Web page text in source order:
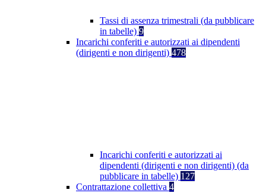
Tassi di assenza trimestrali (da pubblicare
in tabelle) 9
Incarichi conferiti e autorizzati ai dipendenti
(dirigenti e non dirigenti) 478
Incarichi conferiti e autorizzati ai
dipendenti (dirigenti e non dirigenti) (da
pubblicare in tabelle) 127
Contrattazione collettiva 4